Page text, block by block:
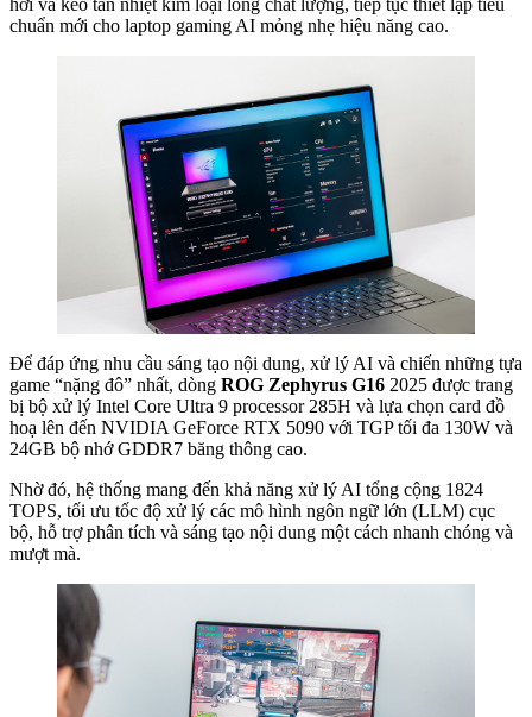
chuẩn mới cho laptop gaming AI mỏng nhẹ hiệu năng cao.
Để đáp ứng nhu cầu sáng tạo nội dung, xử lý AI và chiến những tựa
game “nặng đô” nhất, dòng ROG Zephyrus G16 2025 được trang
bị bộ xử lý Intel Core Ultra 9 processor 285H và lựa chọn card đồ
hoạ lên đến NVIDIA GeForce RTX 5090 với TGP tối đa 130W và
24GB bộ nhớ GDDR7 băng thông cao.
Nhờ đó, hệ thống mang đến khả năng xử lý AI tổng cộng 1824
TOPS, tối ưu tốc độ xử lý các mô hình ngôn ngữ lớn (LLM) cục
bộ, hỗ trợ phân tích và sáng tạo nội dung một cách nhanh chóng và
mượt mà.